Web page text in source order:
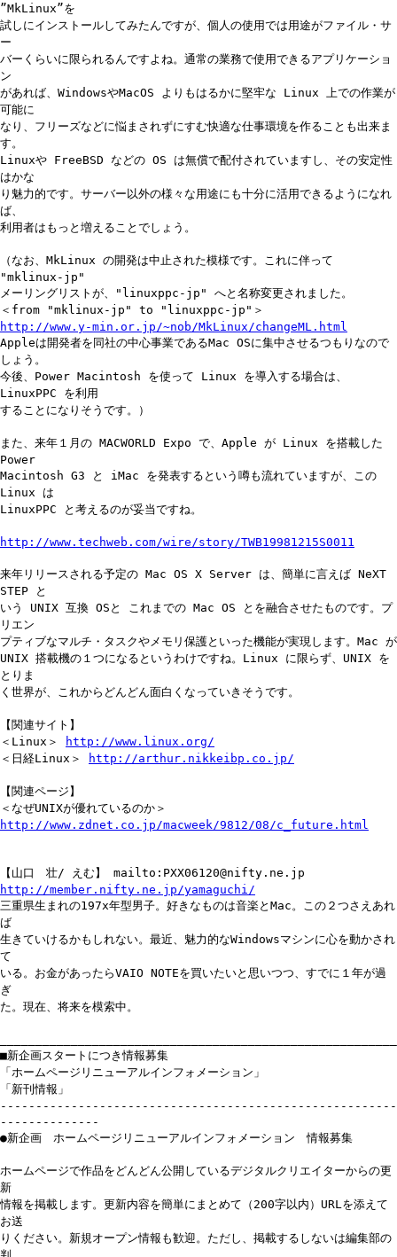
”MkLinux”を
試しにインストールしてみたんですが、個人の使用では用途がファイル・サ
ー
バーくらいに限られるんですよね。通常の業務で使用できるアプリケーショ
ン
があれば、WindowsやMacOS よりもはるかに堅牢な Linux 上での作業が
可能に
なり、フリーズなどに悩まされずにすむ快適な仕事環境を作ることも出来ま
す。
Linuxや FreeBSD などの OS は無償で配付されていますし、その安定性
はかな
り魅力的です。サーバー以外の様々な用途にも十分に活用できるようになれ
ば、
利用者はもっと増えることでしょう。
（なお、MkLinux の開発は中止された模様です。これに伴って
"mklinux-jp"
メーリングリストが、"linuxppc-jp" へと名称変更されました。
＜from "mklinux-jp" to "linuxppc-jp"＞
http://www.y-min.or.jp/~nob/MkLinux/changeML.html
Appleは開発者を同社の中心事業であるMac OSに集中させるつもりなので
しょう。
今後、Power Macintosh を使って Linux を導入する場合は、
LinuxPPC を利用
することになりそうです。）
また、来年１月の MACWORLD Expo で、Apple が Linux を搭載した
Power
Macintosh G3 と iMac を発表するという噂も流れていますが、この
Linux は
LinuxPPC と考えるのが妥当ですね。
http://www.techweb.com/wire/story/TWB19981215S0011
来年リリースされる予定の Mac OS X Server は、簡単に言えば NeXT
STEP と
いう UNIX 互換 OSと これまでの Mac OS とを融合させたものです。プ
リエン
プティブなマルチ・タスクやメモリ保護といった機能が実現します。Mac が
UNIX 搭載機の１つになるというわけですね。Linux に限らず、UNIX を
とりま
く世界が、これからどんどん面白くなっていきそうです。
【関連サイト】
＜Linux＞
http://www.linux.org/
＜日経Linux＞
http://arthur.nikkeibp.co.jp/
【関連ページ】
＜なぜUNIXが優れているのか＞
http://www.zdnet.co.jp/macweek/9812/08/c_future.html
【山口 壮/ えむ】 mailto:PXX06120@nifty.ne.jp
http://member.nifty.ne.jp/yamaguchi/
三重県生まれの197x年型男子。好きなものは音楽とMac。この２つさえあれ
ば
生きていけるかもしれない。最近、魅力的なWindowsマシンに心を動かされ
て
いる。お金があったらVAIO NOTEを買いたいと思いつつ、すでに１年が過
ぎ
た。現在、将来を模索中。
■新企画スタートにつき情報募集
「ホームページリニューアルインフォメーション」
「新刊情報」
--------------------------------------------------------
--------------
●新企画 ホームページリニューアルインフォメーション 情報募集
ホームページで作品をどんどん公開しているデジタルクリエイターからの更
新
情報を掲載します。更新内容を簡単にまとめて（200字以内）URLを添えて
お送
りください。新規オープン情報も歓迎。ただし、掲載するしないは編集部の